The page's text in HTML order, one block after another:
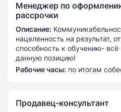
Менеджер по
рассрочки
Описание:
нацеленность на результат,
способность к обучению- всё
данную позицию!
Рабочие часы: по итогам
Продавец-консультант